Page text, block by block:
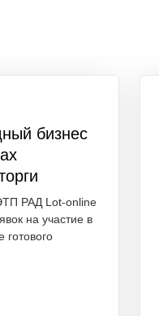
бизнес
РАД Lot-online
на участие в
готового